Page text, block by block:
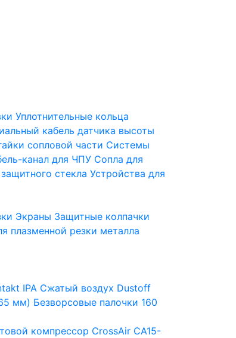
Уплотнительные кольца
кабель датчика высоты
сопловой части Системы
канал для ЧПУ Сопла для
стекла Устройства для
Экраны Защитные колпачки
плазменной резки металла
IPA Сжатый воздух Dustoff
мм) Безворсовые палочки 160
компрессор CrossAir CA15-